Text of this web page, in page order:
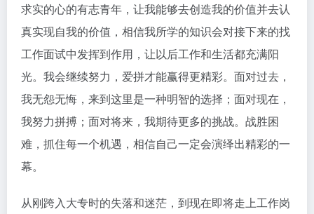
求实的心的有志青年，让我能够去创造我的价值并去认
真实现自我的价值，相信我所学的知识会对接下来的找
工作面试中发挥到作用，让以后工作和生活都充满阳
光。我会继续努力，爱拼才能赢得更精彩。面对过去，
我无怨无悔，来到这里是一种明智的选择；面对现在，
我努力拼搏；面对将来，我期待更多的挑战。战胜困
难，抓住每一个机遇，相信自己一定会演绎出精彩的一
幕。
从刚跨入大专时的失落和迷茫，到现在即将走上工作岗